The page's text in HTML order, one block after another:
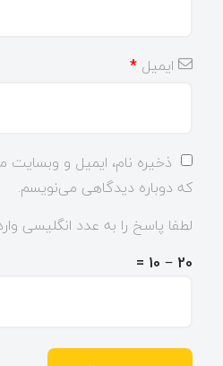
ایمیل *
ذخیره نام، ایمیل و وبسایت
که دوباره دیدگاهی می‌نویسم.
لطفا پاسخ را به عدد انگلیسی
20 − 10 =